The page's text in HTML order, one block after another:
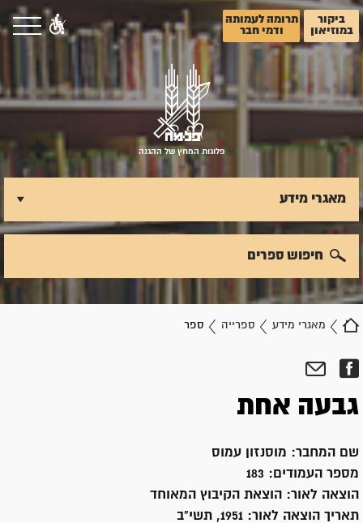
ביקור
במוזיאון
תרומה לעמותה
ודמי חבר
פלוגות המחץ של ההגנה
מאגרי מידע ספרייה ספר
מאגרי מידע
חיפוש ספרים
גבעה אחת
שם המחבר: מוסנזון עמוס
מספר העמודים: 183
הוצאה לאור:
הוצאת הקיבוץ המאוחד
תאריך הוצאה לאור: